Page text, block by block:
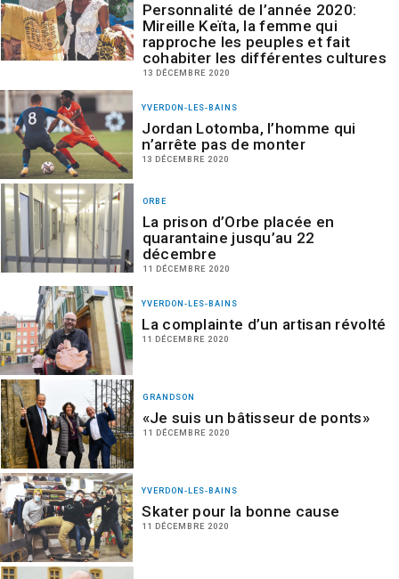
Personnalité de l’année 2020:
Mireille Keïta, la femme qui
rapproche les peuples et fait
cohabiter les différentes cultures
13 DÉCEMBRE 2020
YVERDON-LES-BAINS
Jordan Lotomba, l’homme qui
n’arrête pas de monter
13 DÉCEMBRE 2020
ORBE
La prison d’Orbe placée en
quarantaine jusqu’au 22
décembre
11 DÉCEMBRE 2020
YVERDON-LES-BAINS
La complainte d’un artisan révolté
11 DÉCEMBRE 2020
GRANDSON
«Je suis un bâtisseur de ponts»
11 DÉCEMBRE 2020
YVERDON-LES-BAINS
Skater pour la bonne cause
11 DÉCEMBRE 2020